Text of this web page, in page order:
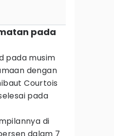
pada
pada musim
dengan
Courtois
pada
di